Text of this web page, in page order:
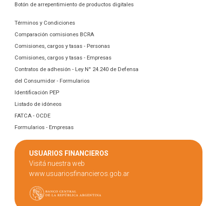
Botón de arrepentimiento de productos digitales
Términos y Condiciones
Comparación comisiones BCRA
Comisiones, cargos y tasas - Personas
Comisiones, cargos y tasas - Empresas
Contratos de adhesión - Ley N° 24.240 de Defensa
del Consumidor - Formularios
Identificación PEP
Listado de idóneos
FATCA - OCDE
Formularios - Empresas
USUARIOS FINANCIEROS
Visitá nuestra web
www.usuariosfinancieros.gob.ar